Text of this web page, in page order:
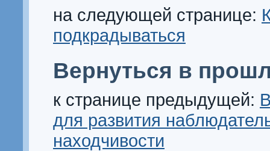
на следующей странице:
подкрадываться
Вернуться в
к странице предыдущей:
для развития
находчивости